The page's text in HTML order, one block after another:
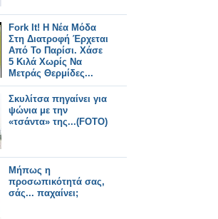
Fork It! Η Νέα Μόδα
Στη Διατροφή Έρχεται
Από Το Παρίσι. Χάσε
5 Κιλά Χωρίς Να
Μετράς Θερμίδες...
Σκυλίτσα πηγαίνει για
ψώνια με την
«τσάντα» της...(FOTO)
Mήπως η
προσωπικότητά σας,
σάς... παχαίνει;